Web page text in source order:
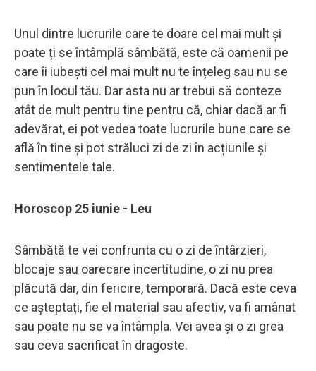
Unul dintre lucrurile care te doare cel mai mult și
poate ți se întâmplă sâmbătă, este că oamenii pe
care îi iubești cel mai mult nu te înțeleg sau nu se
pun în locul tău. Dar asta nu ar trebui să conteze
atât de mult pentru tine pentru că, chiar dacă ar fi
adevărat, ei pot vedea toate lucrurile bune care se
află în tine și pot străluci zi de zi în acțiunile și
sentimentele tale.
Horoscop 25 iunie - Leu
Sâmbătă te vei confrunta cu o zi de întârzieri,
blocaje sau oarecare incertitudine, o zi nu prea
plăcută dar, din fericire, temporară. Dacă este ceva
ce așteptați, fie el material sau afectiv, va fi amânat
sau poate nu se va întâmpla. Vei avea și o zi grea
sau ceva sacrificat în dragoste.